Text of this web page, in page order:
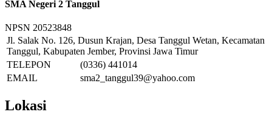
SMA Negeri 2 Tanggul
NPSN 20523848
Jl. Salak No. 126, Dusun Krajan, Desa Tanggul Wetan, Kecamatan
Tanggul, Kabupaten Jember, Provinsi Jawa Timur
TELEPON
(0336) 441014
EMAIL
sma2_tanggul39@yahoo.com
Lokasi